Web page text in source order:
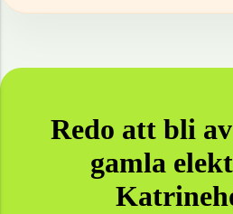
Redo att bli
gamla